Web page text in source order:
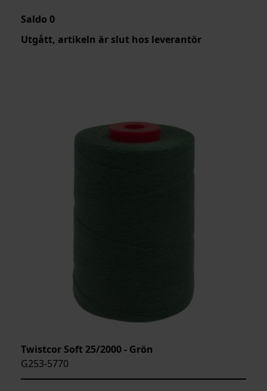
Saldo 0
Utgått, artikeln är slut hos leverantör
Twistcor Soft 25/2000 - Grön
G253-5770